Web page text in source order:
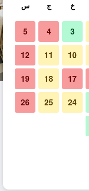
خ ج س
3
4
5
10
11
12
17
18
19
24
25
26